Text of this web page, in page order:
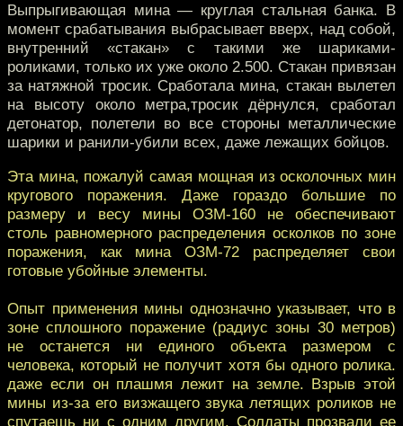
Выпрыгивающая мина — круглая стальная банка. В
момент срабатывания выбрасывает вверх, над собой,
внутренний «стакан» с такими же шариками-
роликами, только их уже около 2.500. Стакан привязан
за натяжной тросик. Сработала мина, стакан вылетел
на высоту около метра,тросик дёрнулся, сработал
детонатор, полетели во все стороны металлические
шарики и ранили-убили всех, даже лежащих бойцов.
Эта мина, пожалуй самая мощная из осколочных мин
кругового поражения. Даже гораздо большие по
размеру и весу мины ОЗМ-160 не обеспечивают
столь равномерного распределения осколков по зоне
поражения, как мина ОЗМ-72 распределяет свои
готовые убойные элементы.
Опыт применения мины однозначно указывает, что в
зоне сплошного поражение (радиус зоны 30 метров)
не останется ни единого объекта размером с
человека, который не получит хотя бы одного ролика.
даже если он плашмя лежит на земле. Взрыв этой
мины из-за его визжащего звука летящих роликов не
спутаешь ни с одним другим. Солдаты прозвали ее